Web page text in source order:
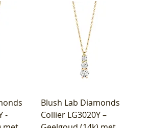
-
Blush Lab Diamonds
Collier LG3020Y –